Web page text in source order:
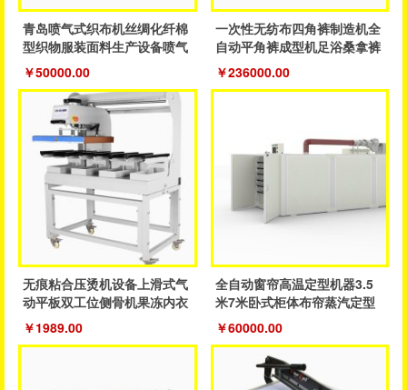
青岛喷气式织布机丝绸化纤棉
型织物服装面料生产设备喷气
织机
￥50000.00
一次性无纺布四角裤制造机全
自动平角裤成型机足浴桑拿裤
制造机器
￥236000.00
无痕粘合压烫机设备上滑式气
动平板双工位侧骨机果冻内衣
裤粘合机
￥1989.00
全自动窗帘高温定型机器3.5
米7米卧式柜体布帘蒸汽定型
成品帘
￥60000.00